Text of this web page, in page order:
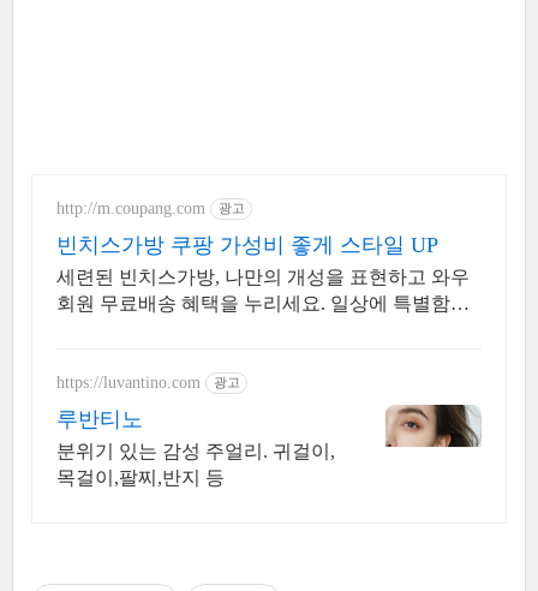
http://m.coupang.com 광고
빈치스가방 쿠팡 가성비 좋게 스타일 UP
세련된 빈치스가방, 나만의 개성을 표현하고 와우
회원 무료배송 혜택을 누리세요. 일상에 특별함을
https://luvantino.com 광고
루반티노
분위기 있는 감성 주얼리. 귀걸이,
목걸이,팔찌,반지 등